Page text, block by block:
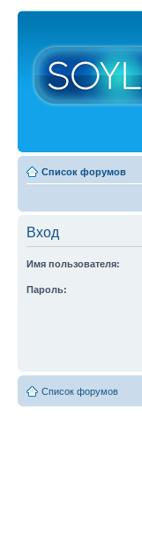
Список форумов
Вход
Имя пользователя:
Пароль:
Список форумов